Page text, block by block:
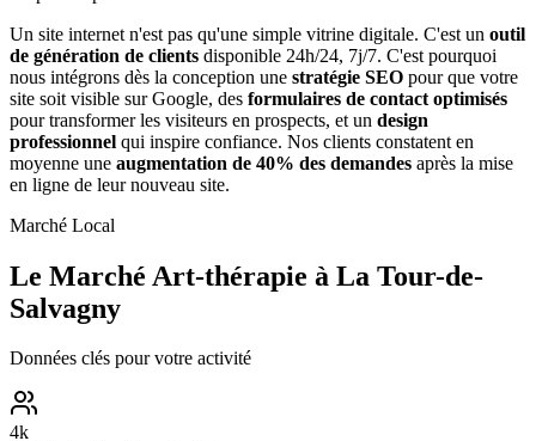
Un site internet n'est pas qu'une simple vitrine digitale. C'est un outil
de génération de clients disponible 24h/24, 7j/7. C'est pourquoi
nous intégrons dès la conception une stratégie SEO pour que votre
site soit visible sur Google, des formulaires de contact optimisés
pour transformer les visiteurs en prospects, et un design
professionnel qui inspire confiance. Nos clients constatent en
moyenne une augmentation de 40% des demandes après la mise
en ligne de leur nouveau site.
Marché Local
Le Marché Art-thérapie à La Tour-de-
Salvagny
Données clés pour votre activité
4k